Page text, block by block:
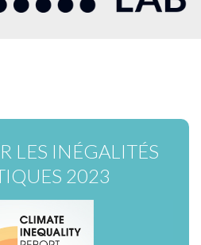
LES INÉGALITÉS
2023